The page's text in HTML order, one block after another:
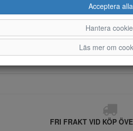
FRI FRAKT VID KÖP
Acceptera alla
Hantera
Läs mer om